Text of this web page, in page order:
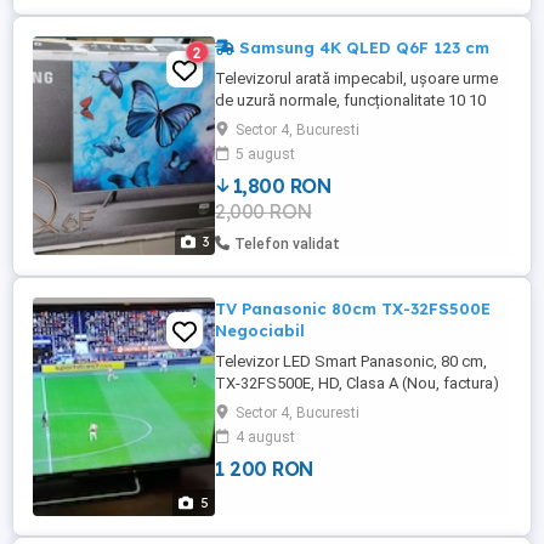
3
2 Samsung 4K QLED Q6F 123 cm
Televizorul arată impecabil, ușoare urme
de uzură normale, funcționalitate 10 10
Trimit și în țară, cumpărătorul plătește
transportul Preț ușor negociabil Diagonala
display 123 cm Tip TV Smart TV
Tehnologie display LED QLED Tehnologie
speciala QuantumDot HDR Claritate
imagine 4K An aparitie 2018 Culoare
Argintiu Interfata 2 ...
Sector 4, Bucuresti
5 august
1,800 RON
2,000 RON
Telefon validat
5
TV Panasonic 80cm TX-32FS500E
Negociabil
Televizor LED Smart Panasonic, 80 cm,
TX-32FS500E, HD, Clasa A (Nou, factura)
Diagonala 80 cm Smart TV LED HDR HD
Negru 2 x USB S PDIF CI+ slot RCA In
Aplicatii Video Streaming YouTube Netflix
Caracteristici cheie Screen Mirroring
Sector 4, Bucuresti
4 august
1 200 RON